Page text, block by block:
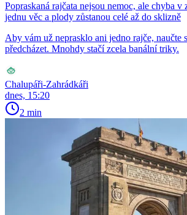
Popraskaná rajčata nejsou nemoc, ale chyba v
jednu věc a plody zůstanou celé až do sklizně
Aby vám už neprasklo ani jedno rajče, naučte
předcházet. Mnohdy stačí zcela banální triky.
Chalupáři-Zahrádkáři
dnes, 15:20
2 min